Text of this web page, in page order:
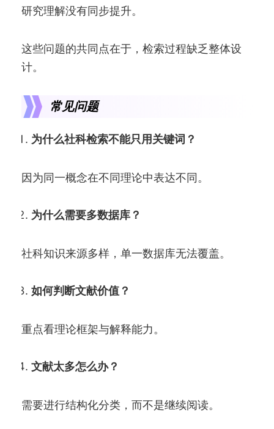
研究理解没有同步提升。
这些问题的共同点在于，检索过程缺乏整体设
计。
常见问题
为什么社科检索不能只用关键词？
因为同一概念在不同理论中表达不同。
为什么需要多数据库？
社科知识来源多样，单一数据库无法覆盖。
如何判断文献价值？
重点看理论框架与解释能力。
文献太多怎么办？
需要进行结构化分类，而不是继续阅读。